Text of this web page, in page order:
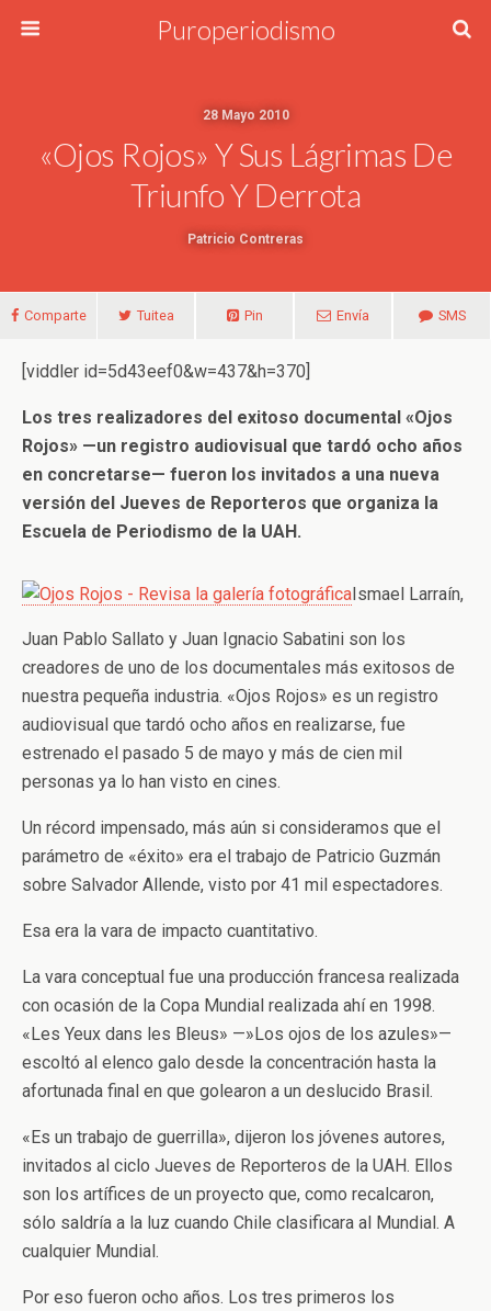
Puroperiodismo
28 Mayo 2010
«Ojos Rojos» Y Sus Lágrimas De
Triunfo Y Derrota
Patricio Contreras
Comparte Tuitea Pin Envía SMS
[viddler id=5d43eef0&w=437&h=370]
Los tres realizadores del exitoso documental «Ojos
Rojos» —un registro audiovisual que tardó ocho años
en concretarse— fueron los invitados a una nueva
versión del Jueves de Reporteros que organiza la
Escuela de Periodismo de la UAH.
Ismael Larraín,
Juan Pablo Sallato y Juan Ignacio Sabatini son los
creadores de uno de los documentales más exitosos de
nuestra pequeña industria. «Ojos Rojos» es un registro
audiovisual que tardó ocho años en realizarse, fue
estrenado el pasado 5 de mayo y más de cien mil
personas ya lo han visto en cines.
Un récord impensado, más aún si consideramos que el
parámetro de «éxito» era el trabajo de Patricio Guzmán
sobre Salvador Allende, visto por 41 mil espectadores.
Esa era la vara de impacto cuantitativo.
La vara conceptual fue una producción francesa realizada
con ocasión de la Copa Mundial realizada ahí en 1998.
«Les Yeux dans les Bleus» —»Los ojos de los azules»—
escoltó al elenco galo desde la concentración hasta la
afortunada final en que golearon a un deslucido Brasil.
«Es un trabajo de guerrilla», dijeron los jóvenes autores,
invitados al ciclo Jueves de Reporteros de la UAH. Ellos
son los artífices de un proyecto que, como recalcaron,
sólo saldría a la luz cuando Chile clasificara al Mundial. A
cualquier Mundial.
Por eso fueron ocho años. Los tres primeros los